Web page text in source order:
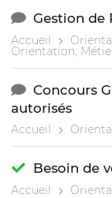
Gestion de
Accueil
Orientation,
Concours
autorisés
Accueil
Besoin de
Accueil